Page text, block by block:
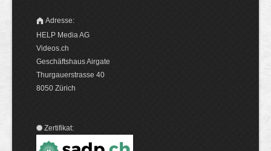
Adresse:
HELP Media AG
Videos.ch
Geschäftshaus Airgate
Thurgauerstrasse 40
8050 Zürich
Zertifikat: